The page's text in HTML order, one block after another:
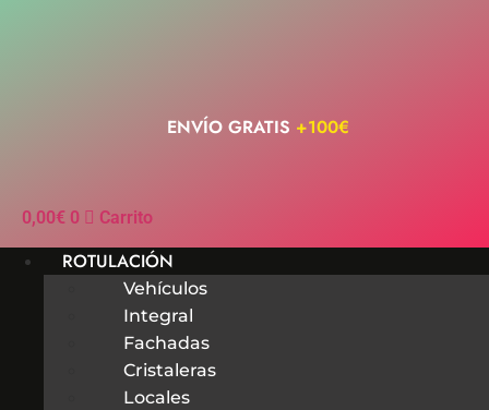
ENVÍO GRATIS +100€
0,00€ 0 Carrito
ROTULACIÓN
Vehículos
Integral
Fachadas
Cristaleras
Locales